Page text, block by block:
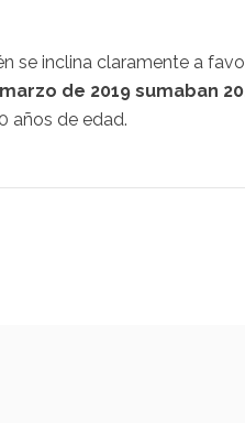
se inclina claramente a
de 2019 sumaban
años de edad.